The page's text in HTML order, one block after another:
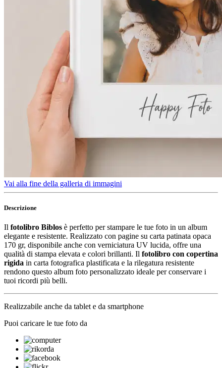
Vai alla fine della galleria di immagini
Descrizione
Il fotolibro Biblos è perfetto per stampare le tue foto in un album
elegante e resistente. Realizzato con pagine su carta patinata opaca
170 gr, disponibile anche con verniciatura UV lucida, offre una
qualità di stampa elevata e colori brillanti. Il fotolibro con copertina
rigida in carta fotografica plastificata e la rilegatura resistente
rendono questo album foto personalizzato ideale per conservare i
tuoi ricordi più belli.
Realizzabile anche da tablet e da smartphone
Puoi caricare le tue foto da